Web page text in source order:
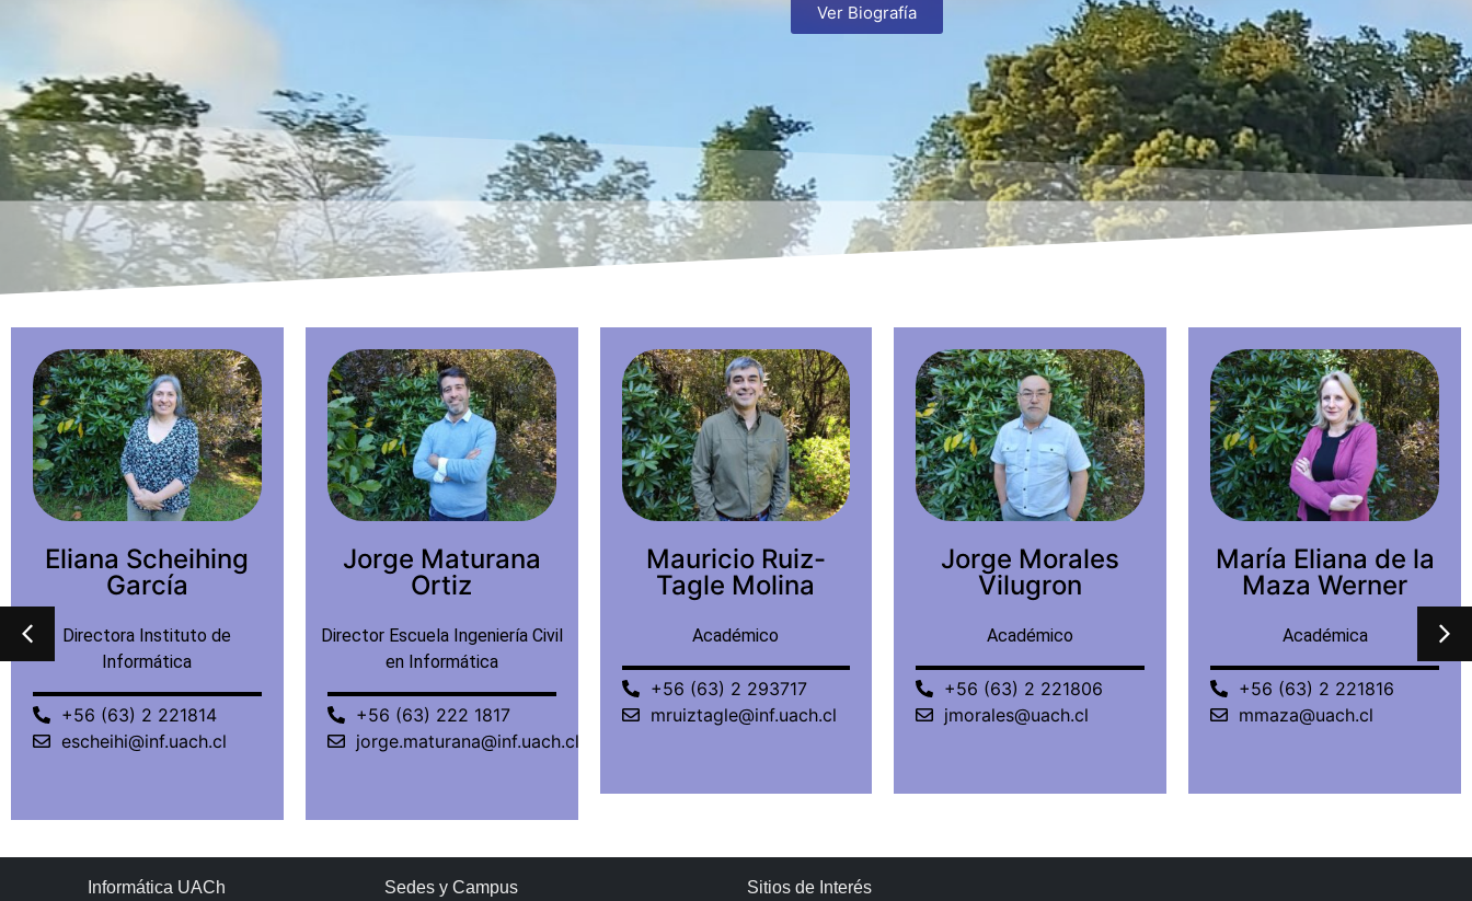
Ver Biografía
Jorge Maturana
Ortiz
Director Escuela Ingeniería Civil
en Informática
+56 (63) 222 1817
jorge.maturana@inf.uach.cl
Mauricio Ruiz-
Tagle Molina
Académico
+56 (63) 2 293717
mruiztagle@inf.uach.cl
Jorge Morales
Vilugron
Académico
+56 (63) 2 221806
jmorales@uach.cl
María Eliana de la
Maza Werner
Académica
+56 (63) 2 221816
mmaza@uach.cl
Juan Pablo
Salazar
Académico
+56 (63) 2 221463
juansalazar@uach.cl
Informática UACh Sedes y Campus Sitios de Interés